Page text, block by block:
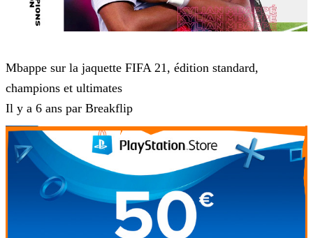
Mbappe sur la jaquette FIFA 21, édition standard,
champions et ultimates
Il y a 6 ans par Breakflip